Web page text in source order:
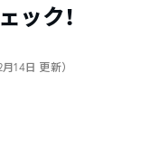
ック！
14日 更新）